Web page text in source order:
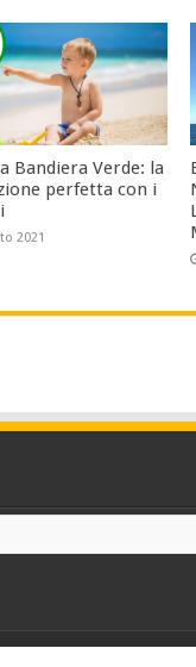
Bandiera Verde: la
perfetta con i
2021